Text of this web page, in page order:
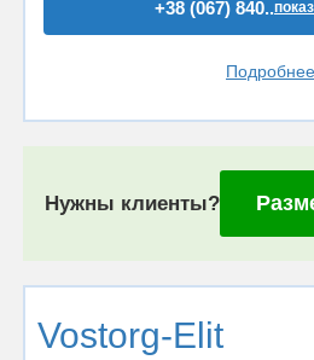
+38 (067) 840..
Подробнее
Нужны клиенты?
Vostorg-Elit